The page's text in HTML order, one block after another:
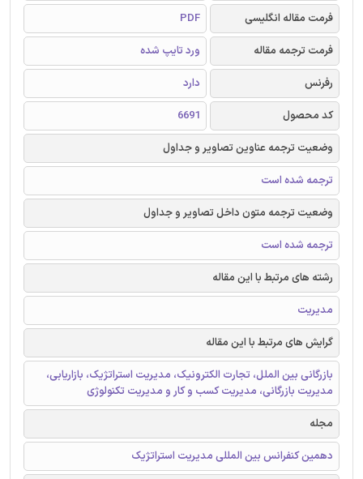
فرمت مقاله انگلیسی
PDF
فرمت ترجمه مقاله
ورد تایپ شده
رفرنس
دارد
کد محصول
6691
وضعیت ترجمه عناوین تصاویر و جداول
ترجمه شده است
وضعیت ترجمه متون داخل تصاویر و جداول
ترجمه شده است
رشته های مرتبط با این مقاله
مدیریت
گرایش های مرتبط با این مقاله
بازرگانی بین الملل، تجارت الکترونیک، مدیریت استراتژیک، بازاریابی،
مدیریت بازرگانی، مدیریت کسب و کار و مدیریت تکنولوژی
مجله
دهمین کنفرانس بین المللی مدیریت استراتژیک